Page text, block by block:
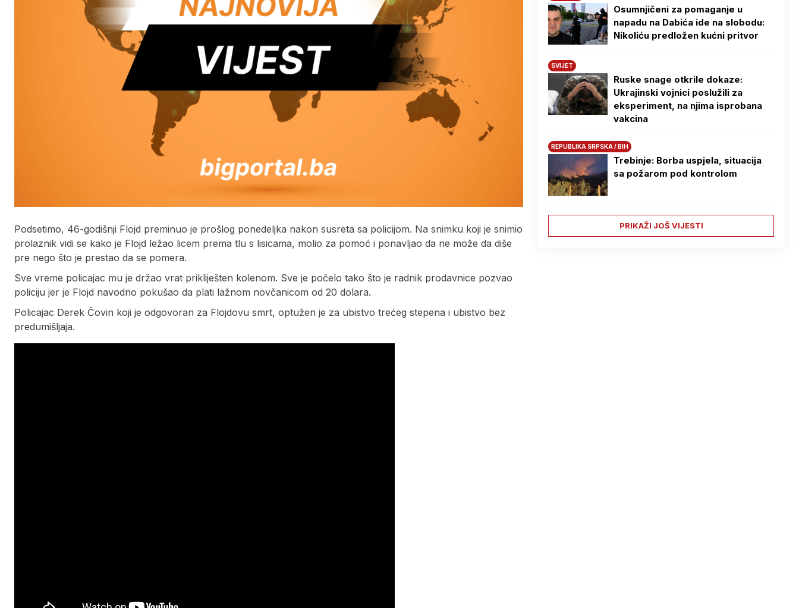
Podsetimo, 46-godišnji Flojd preminuo je prošlog ponedeljka nakon susreta sa policijom. Na snimku koji je snimio
prolaznik vidi se kako je Flojd ležao licem prema tlu s lisicama, molio za pomoć i ponavljao da ne može da diše
pre nego što je prestao da se pomera.
Sve vreme policajac mu je držao vrat prikliješten kolenom. Sve je počelo tako što je radnik prodavnice pozvao
policiju jer je Flojd navodno pokušao da plati lažnom novčanicom od 20 dolara.
Policajac Derek Čovin koji je odgovoran za Flojdovu smrt, optužen je za ubistvo trećeg stepena i ubistvo bez
predumišljaja.
Osumnjičeni za pomaganje u
napadu na Dabića ide na slobodu:
Nikoliću predložen kućni pritvor
SVIJET
Ruske snage otkrile dokaze:
Ukrajinski vojnici poslužili za
eksperiment, na njima isprobana
vakcina
REPUBLIKA SRPSKA / BIH
Trebinje: Borba uspjela, situacija
sa požarom pod kontrolom
PRIKAŽI JOŠ VIJESTI